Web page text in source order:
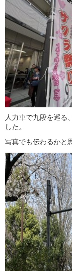
人力車で九段を巡る
した。
写真でも伝わるかと